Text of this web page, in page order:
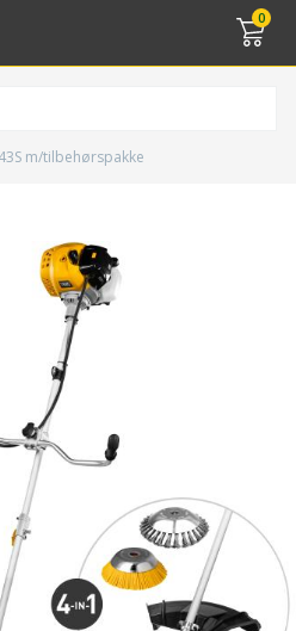
0
m/tilbehørspakke